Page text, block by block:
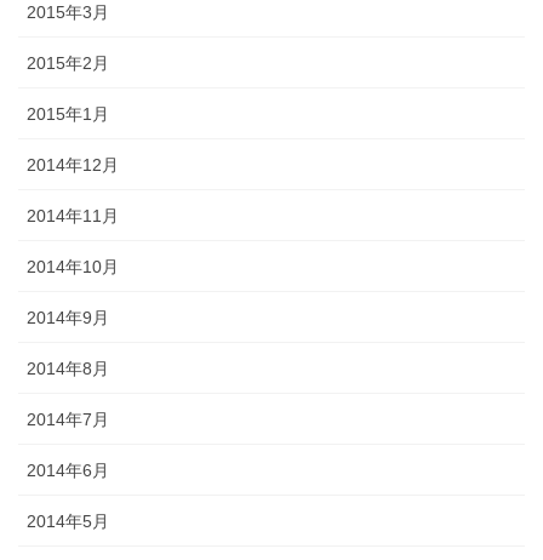
2015年3月
2015年2月
2015年1月
2014年12月
2014年11月
2014年10月
2014年9月
2014年8月
2014年7月
2014年6月
2014年5月